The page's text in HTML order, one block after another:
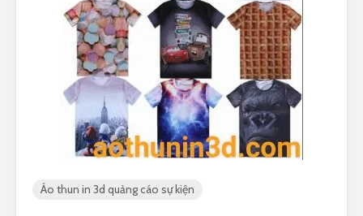
Áo thun in 3d quảng cáo sự kiện